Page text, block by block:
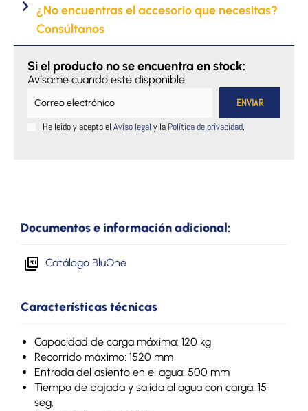
portátil
BluOne
cantidad
¿No encuentras el accesorio que necesitas?
Consúltanos
Si el producto no se encuentra en stock:
Avísame cuando esté disponible
He leido y acepto el Aviso legal y la Política de privacidad.
Documentos e información adicional:
Catálogo BluOne
Características técnicas
Capacidad de carga máxima: 120 kg
Recorrido máximo: 1520 mm
Entrada del asiento en el agua: 500 mm
Tiempo de bajada y salida al agua con carga: 15
seg.